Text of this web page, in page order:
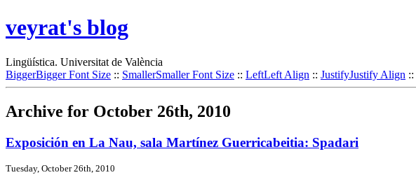
veyrat's blog
Lingüística. Universitat de València
BiggerBigger Font Size :: SmallerSmaller Font Size :: LeftLeft Align :: JustifyJustify Align ::
Archive for October 26th, 2010
Exposición en La Nau, sala Martínez Guerricabeitia: Spadari
Tuesday, October 26th, 2010